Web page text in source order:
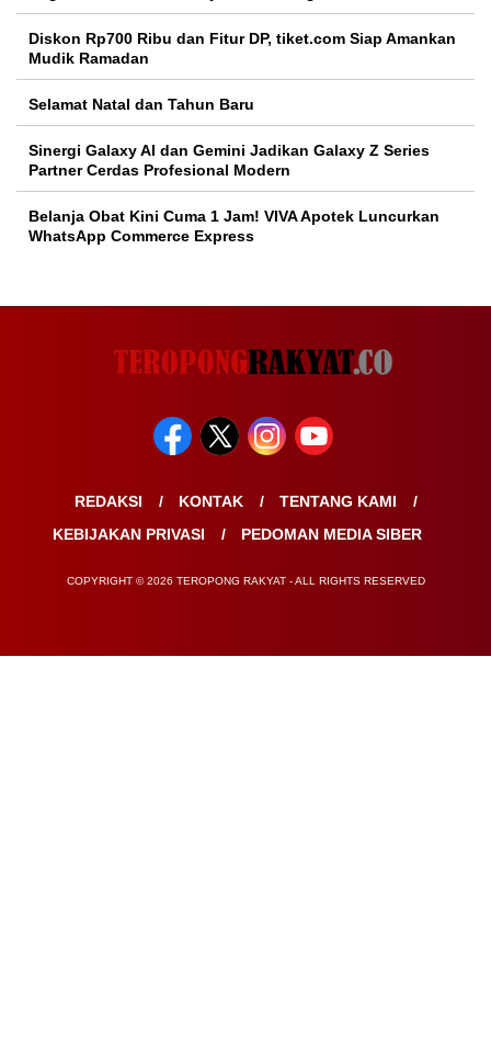
Diskon Rp700 Ribu dan Fitur DP, tiket.com Siap Amankan
Mudik Ramadan
Selamat Natal dan Tahun Baru
Sinergi Galaxy AI dan Gemini Jadikan Galaxy Z Series
Partner Cerdas Profesional Modern
Belanja Obat Kini Cuma 1 Jam! VIVA Apotek Luncurkan
WhatsApp Commerce Express
REDAKSI KONTAK
TENTANG KAMI
KEBIJAKAN PRIVASI
PEDOMAN MEDIA SIBER
COPYRIGHT © 2026 TEROPONG RAKYAT - ALL RIGHTS RESERVED